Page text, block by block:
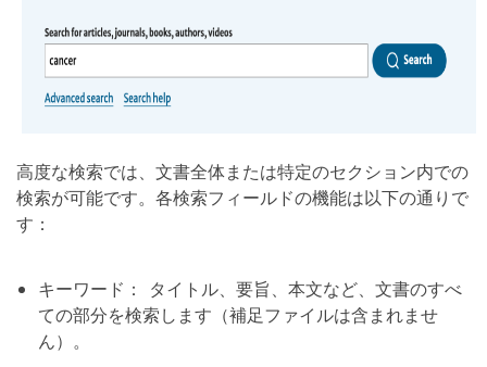
高度な検索では、文書全体または特定のセクション内での
検索が可能です。各検索フィールドの機能は以下の通りで
す：
キーワード： タイトル、要旨、本文など、文書のすべ
ての部分を検索します（補足ファイルは含まれませ
ん）。